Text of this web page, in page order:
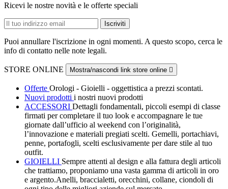
Ricevi le nostre novità e le offerte speciali
Puoi annullare l'iscrizione in ogni momenti. A questo scopo, cerca le
info di contatto nelle note legali.
STORE ONLINE Mostra/nascondi link store online 
Offerte Orologi - Gioielli - oggettistica a prezzi scontati.
Nuovi prodotti i nostri nuovi prodotti
ACCESSORI Dettagli fondamentali, piccoli esempi di classe
firmati per completare il tuo look e accompagnare le tue
giornate dall’ufficio al weekend con l’originalità,
l’innovazione e materiali pregiati scelti. Gemelli, portachiavi,
penne, portafogli, scelti esclusivamente per dare stile al tuo
outfit.
GIOIELLI Sempre attenti al design e alla fattura degli articoli
che trattiamo, proponiamo una vasta gamma di articoli in oro
e argento.Anelli, braccialetti, orecchini, collane, ciondoli di